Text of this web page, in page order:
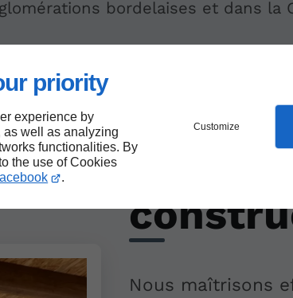
priority
experience by
as well as analyzing
functionalities. By
the use of Cookies
.
Customize
bordelaises et dans la
Des
Nous maîtrisons